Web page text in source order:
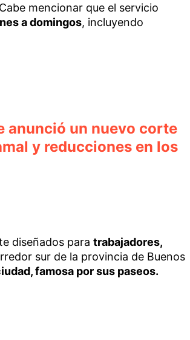
mencionar que el servicio
a domingos, incluyendo
anunció un nuevo corte
y reducciones en los
diseñados para trabajadores,
sur de la provincia de Buenos
famosa por sus paseos.